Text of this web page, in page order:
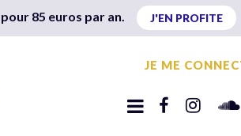
85 euros par an. J'EN PROFITE
JE ME